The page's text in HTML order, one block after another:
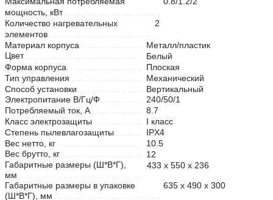
мощность, кВт
Количество нагревательных
элементов
2
Материал корпуса
Металл/пластик
Цвет
Белый
Форма корпуса
Плоская
Тип управления
Механический
Способ установки
Вертикальный
Электропитание В/Гц/Ф
240/50/1
Потребляемый ток, А
8.7
Класс электрозащиты
I класс
Степень пылевлагозащиты
IPX4
Вес нетто, кг
10.5
Вес брутто, кг
12
Габаритные размеры (Ш*В*Г),
мм
433 х 550 х 236
Габаритные размеры в упаковке
(Ш*В*Г), мм
635 х 490 х 300